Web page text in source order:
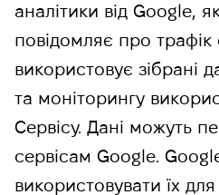
аналітики від Google,
повідомляє про трафік
використовує зібрані
та моніторингу
Сервісу. Дані можуть
сервісам Google.
використовувати їх для